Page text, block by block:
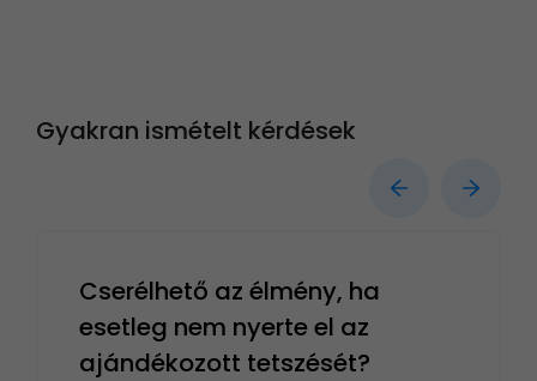
Gyakran ismételt kérdések
Cserélhető az élmény, ha
esetleg nem nyerte el az
ajándékozott tetszését?